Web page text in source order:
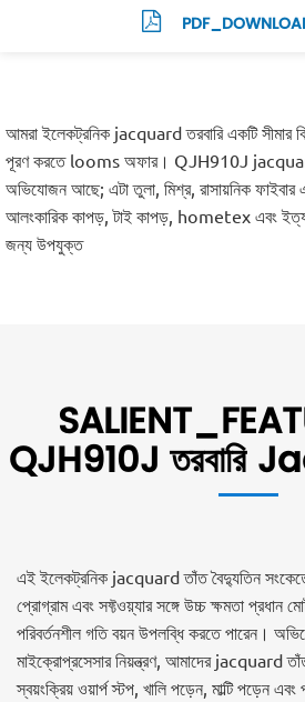
আমরা ইলেকট্রনিক jacquard তরবারি একটি সীমার
পূরণ করতে looms অফার। QJH910J jacquard
অভিযোজন আছে; এটা তুলা, মিশ্র, রাসায়নিক
আলংকারিক কাপড়, টাই কাপড়, hometex এবং
জন্য উপযুক্ত
QJH910J তরবারি
এই ইলেকট্রনিক jacquard তাঁত বৈদ্যুতিন
প্রোগ্রাম এবং সফ্টওয়্যার সঙ্গে উচ্চ ক্ষমতা প্রধান
পরিবর্তনশীল গতি বয়ন উপলব্ধি করতে পারেন।
মাইক্রোপ্রসেসার নিয়ন্ত্রণ, আমাদের jacquard
স্বয়ংক্রিয় ওয়ার্প স্টপ, খালি পড়েন, মাল্টি পড়েন এবং